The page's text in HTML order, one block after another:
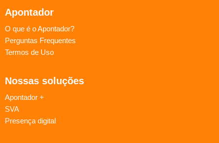
Apontador
O que é o Apontador?
Perguntas Frequentes
Termos de Uso
Nossas soluções
Apontador +
SVA
Presença digital